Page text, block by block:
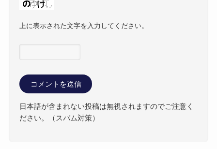
上に表示された文字を入力してください。
日本語が含まれない投稿は無視されますのでご注意く
ださい。（スパム対策）